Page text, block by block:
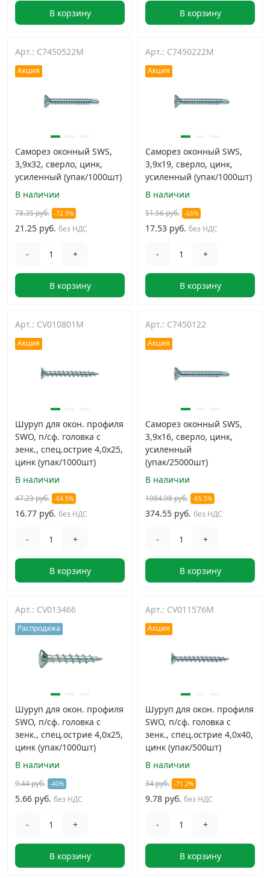
В корзину В корзину
Арт.: C7450522M
Акция
Саморез оконный SWS,
3,9х32, сверло, цинк,
усиленный (упак/1000шт)
В наличии
78.35 руб. -72.9%
21.25 руб. без НДС
- +
В корзину
Арт.: C7450222M
Акция
Саморез оконный SWS,
3,9х19, сверло, цинк,
усиленный (упак/1000шт)
В наличии
51.56 руб. -66%
17.53 руб. без НДС
- +
В корзину
Арт.: CV010801M
Акция
Шуруп для окон. профиля
SWO, п/сф. головка с
зенк., спец.острие 4,0х25,
цинк (упак/1000шт)
В наличии
47.23 руб. -64.5%
16.77 руб. без НДС
- +
В корзину
Арт.: C7450122
Акция
Саморез оконный SWS,
3,9х16, сверло, цинк,
усиленный
(упак/25000шт)
В наличии
1084.98 руб. -65.5%
374.55 руб. без НДС
- +
В корзину
Арт.: CV013466
Распродажа
Шуруп для окон. профиля
SWO, п/сф. головка с
зенк., спец.острие 4,0х25,
цинк (упак/1000шт)
В наличии
9.44 руб. -40%
5.66 руб. без НДС
- +
В корзину
Арт.: CV011576M
Акция
Шуруп для окон. профиля
SWO, п/сф. головка с
зенк., спец.острие 4,0х40,
цинк (упак/500шт)
В наличии
34 руб. -71.2%
9.78 руб. без НДС
- +
В корзину